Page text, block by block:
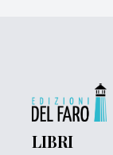
LIBRI